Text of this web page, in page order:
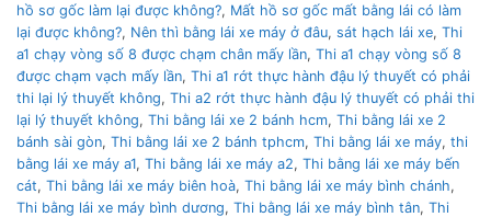
hồ sơ gốc làm lại được không?, Mất hồ sơ gốc mất bằng lái có làm
lại được không?, Nên thì bằng lái xe máy ở đâu, sát hạch lái xe, Thi
a1 chạy vòng số 8 được chạm chân mấy lần, Thi a1 chạy vòng số 8
được chạm vạch mấy lần, Thi a1 rớt thực hành đậu lý thuyết có phải
thi lại lý thuyết không, Thi a2 rớt thực hành đậu lý thuyết có phải thi
lại lý thuyết không, Thi bằng lái xe 2 bánh hcm, Thi bằng lái xe 2
bánh sài gòn, Thi bằng lái xe 2 bánh tphcm, Thi bằng lái xe máy, thi
bằng lái xe máy a1, Thi bằng lái xe máy a2, Thi bằng lái xe máy bến
cát, Thi bằng lái xe máy biên hoà, Thi bằng lái xe máy bình chánh,
Thi bằng lái xe máy bình dương, Thi bằng lái xe máy bình tân, Thi